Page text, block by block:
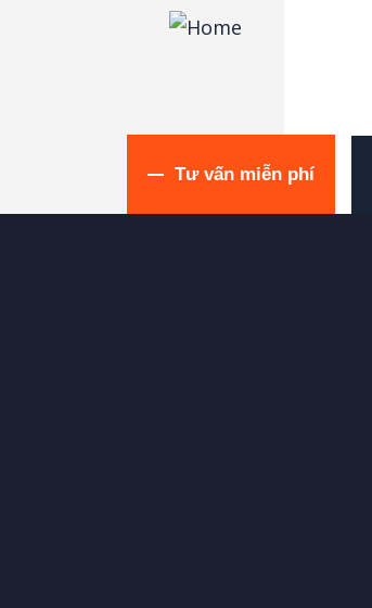
Tư vấn miễn phí